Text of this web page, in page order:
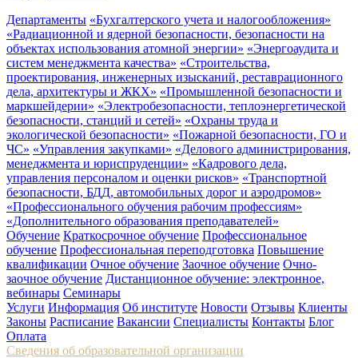
Департаменты «Бухгалтерского учета и налогообложения»
«Радиационной и ядерной безопасности, безопасности на
объектах использования атомной энергии» «Энергоаудита и
систем менеджмента качества» «Строительства,
проектирования, инженерных изысканий, реставрационного
дела, архитектуры и ЖКХ» «Промышленной безопасности и
маркшейдерии» «Электробезопасности, теплоэнергетической
безопасности, станций и сетей» «Охраны труда и
экологической безопасности» «Пожарной безопасности, ГО и
ЧС» «Управления закупками» «Делового администрирования,
менеджмента и юриспруденции» «Кадрового дела,
управления персоналом и оценки рисков» «Транспортной
безопасности, БДД, автомобильных дорог и аэродромов»
«Профессионального обучения рабочим профессиям»
«Дополнительного образования преподавателей»
Обучение Краткосрочное обучение Профессиональное
обучение Профессиональная переподготовка Повышение
квалификации Очное обучение Заочное обучение Очно-
заочное обучение Дистанционное обучение: электронное,
вебинары Семинары
Услуги Информация Об институте Новости Отзывы Клиенты
Законы Расписание Вакансии Специалисты Контакты Блог
Оплата
Сведения об образовательной организации